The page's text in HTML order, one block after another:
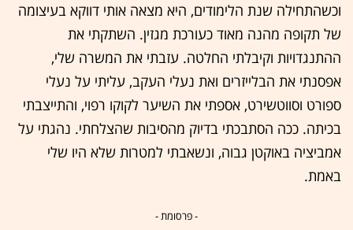
וכשהתחילה שנת הלימודים, היא מצאה אותי דווקא בעיצומה
של תקופה מהנה מאוד כעורכת מגזין. השתקתי את
ההתנגדויות וקיבלתי החלטה. עזבתי את המשרה שלי,
אפסנתי את הבלייזרים ואת נעלי העקב, עליתי על נעלי
ספורט וסווטשירט, אספתי את השיער לקוקו רפוי, והתייצבתי
בכיתה. ככה הסתבכתי בדיוק מהסיבות שהצלחתי. נהגתי על
אמביציה באוקטן גבוה, ונשאבתי למטרות שלא היו שלי
באמת.
- פרסומת -